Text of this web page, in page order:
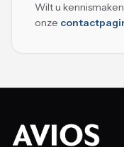
Wilt u
onze